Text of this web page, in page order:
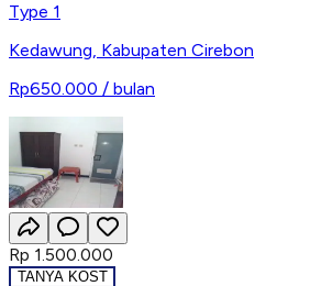
Type 1
Kedawung, Kabupaten Cirebon
Rp650.000 / bulan
Rp 1.500.000
TANYA KOST